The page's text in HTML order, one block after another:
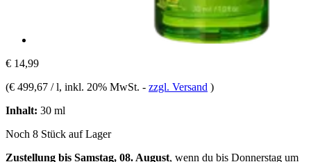
€ 14,99
(€ 499,67 / l, inkl. 20% MwSt. - zzgl. Versand )
Inhalt: 30 ml
Noch 8 Stück auf Lager
Zustellung bis Samstag, 08. August, wenn du bis Donnerstag um